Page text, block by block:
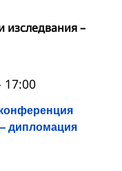
изследвания –
дипломация
17:00